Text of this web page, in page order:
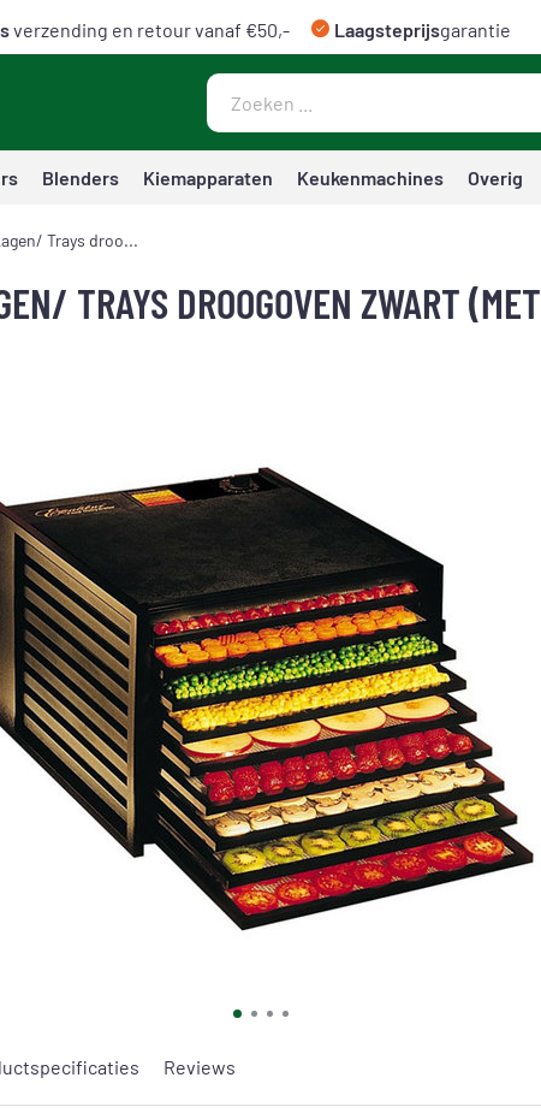
verzending en retour vanaf €50,- Laagsteprijsgarantie
Blenders Kiemapparaten Keukenmachines Overig
Trays droo...
TRAYS DROOGOVEN ZWART (MET
Reviews